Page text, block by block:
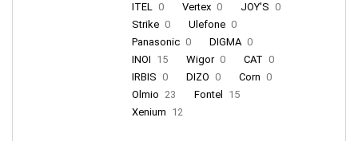
ITEL 0 Vertex 0 JOY'S 0
Strike 0 Ulefone 0
Panasonic 0 DIGMA 0
INOI 15 Wigor 0 CAT 0
IRBIS 0 DIZO 0 Corn 0
Olmio 23 Fontel
15
Xenium 12